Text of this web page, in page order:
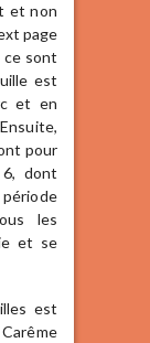
et non
page
ce sont
est
et en
pour
6, dont
les
et se
est